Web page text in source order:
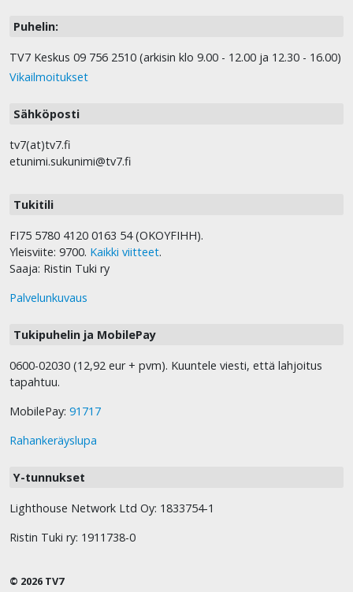
Puhelin:
TV7 Keskus 09 756 2510 (arkisin klo 9.00 - 12.00 ja 12.30 - 16.00)
Vikailmoitukset
Sähköposti
tv7(at)tv7.fi
etunimi.sukunimi@tv7.fi
Tukitili
FI75 5780 4120 0163 54 (OKOYFIHH).
Yleisviite: 9700. Kaikki viitteet.
Saaja: Ristin Tuki ry
Palvelunkuvaus
Tukipuhelin ja MobilePay
0600-02030 (12,92 eur + pvm). Kuuntele viesti, että lahjoitus
tapahtuu.
MobilePay: 91717
Rahankeräyslupa
Y-tunnukset
Lighthouse Network Ltd Oy: 1833754-1
Ristin Tuki ry: 1911738-0
© 2026 TV7